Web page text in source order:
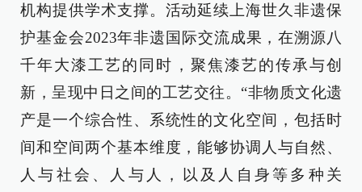
机构提供学术支撑。活动延续上海世久非遗保
护基金会2023年非遗国际交流成果，在溯源八
千年大漆工艺的同时，聚焦漆艺的传承与创
新，呈现中日之间的工艺交往。“非物质文化遗
产是一个综合性、系统性的文化空间，包括时
间和空间两个基本维度，能够协调人与自然、
人与社会、人与人，以及人自身等多种关